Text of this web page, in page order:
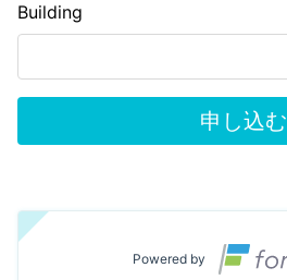
Building
申し込む
Powered by